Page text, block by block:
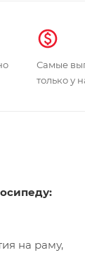
Самые
только у
на раму,